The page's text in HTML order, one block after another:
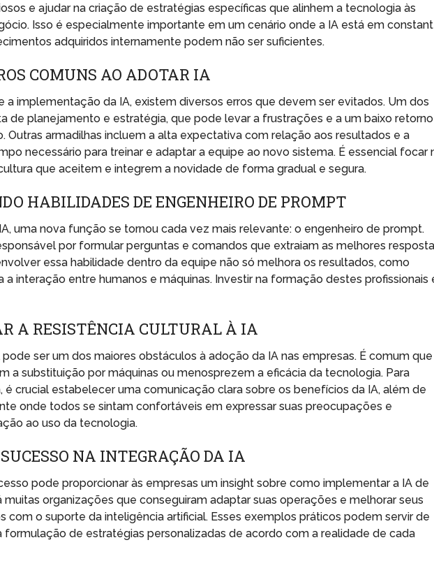
e ajudar na criação de estratégias específicas que alinhem a tecnologia às
Isso é especialmente importante em um cenário onde a IA está em
adquiridos internamente podem não ser suficientes.
COMUNS AO ADOTAR IA
a implementação da IA, existem diversos erros que devem ser evitados. Um dos
de planejamento e estratégia, que pode levar a frustrações e a um baixo retorno
Outras armadilhas incluem a alta expectativa com relação aos resultados e a
necessário para treinar e adaptar a equipe ao novo sistema. É essencial focar
que aceitem e integrem a novidade de forma gradual e segura.
HABILIDADES DE ENGENHEIRO DE PROMPT
uma nova função se tornou cada vez mais relevante: o engenheiro de prompt.
por formular perguntas e comandos que extraiam as melhores
essa habilidade dentro da equipe não só melhora os resultados, como
interação entre humanos e máquinas. Investir na formação destes profissionais
A RESISTÊNCIA CULTURAL À IA
ser um dos maiores obstáculos à adoção da IA nas empresas. É comum que
a substituição por máquinas ou menosprezem a eficácia da tecnologia. Para
é crucial estabelecer uma comunicação clara sobre os benefícios da IA, além de
onde todos se sintam confortáveis em expressar suas preocupações e
ao uso da tecnologia.
NA INTEGRAÇÃO DA IA
pode proporcionar às empresas um insight sobre como implementar a IA de
muitas organizações que conseguiram adaptar suas operações e melhorar seus
com o suporte da inteligência artificial. Esses exemplos práticos podem servir de
formulação de estratégias personalizadas de acordo com a realidade de cada